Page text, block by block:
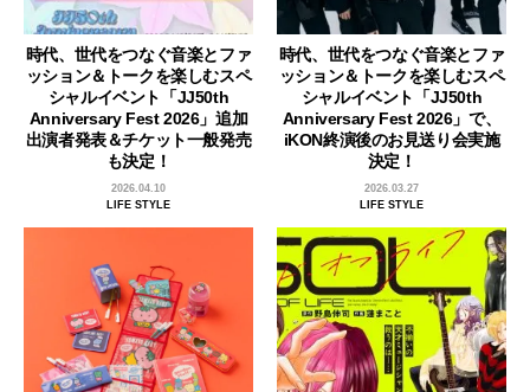
時代、世代をつなぐ音楽とファ
ッション＆トークを楽しむスペ
シャルイベント「JJ50th
Anniversary Fest 2026」追加
出演者発表＆チケット一般発売
も決定！
2026.04.10
LIFE STYLE
時代、世代をつなぐ音楽とファ
ッション＆トークを楽しむスペ
シャルイベント「JJ50th
Anniversary Fest 2026」で、
iKON終演後のお見送り会実施
決定！
2026.03.27
LIFE STYLE